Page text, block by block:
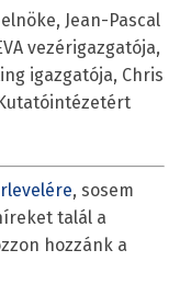
Jean-Pascal
vezérigazgatója,
igazgatója, Chris
, sosem
talál a
hozzánk a